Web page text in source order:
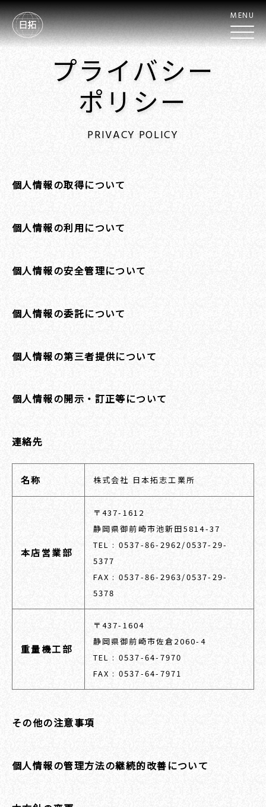
MENU
プライバシー
ポリシー
PRIVACY POLICY
個人情報の取得について
個人情報の利用について
個人情報の安全管理について
個人情報の委託について
個人情報の第三者提供について
個人情報の開示・訂正等について
連絡先
名称 株式会社 日本拓志工業所
本店営業部
〒437-1612
静岡県御前崎市池新田5814-37
TEL : 0537-86-2962/0537-29-
5377
FAX : 0537-86-2963/0537-29-
5378
重量機工部
〒437-1604
静岡県御前崎市佐倉2060-4
TEL : 0537-64-7970
FAX : 0537-64-7971
その他の注意事項
個人情報の管理方法の継続的改善について